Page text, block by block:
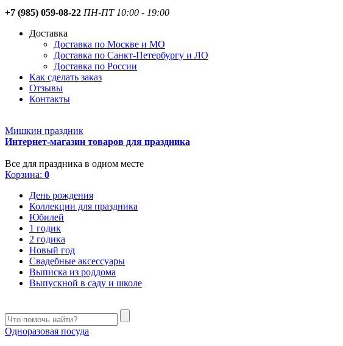
+7 (985) 059-08-22 ПН-ПТ 10:00 - 19:00
Доставка
Доставка по Москве и МО
Доставка по Санкт-Петербургу и ЛО
Доставка по России
Как сделать заказ
Отзывы
Контакты
Мишкин праздник
Интернет-магазин товаров для праздника
Все для праздника в одном месте
Корзина: 0
День рождения
Коллекции для праздника
Юбилей
1 годик
2 годика
Новый год
Свадебные аксессуары
Выписка из роддома
Выпускной в саду и школе
Одноразовая посуда